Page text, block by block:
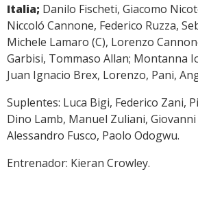
Italia; Danilo Fischeti, Giacomo
Niccoló Cannone, Federico Ruzza,
Michele Lamaro (C), Lorenzo
Garbisi, Tommaso Allan; Montanna
Juan Ignacio Brex, Lorenzo, Pani,
Suplentes: Luca Bigi, Federico Zani,
Dino Lamb, Manuel Zuliani,
Alessandro Fusco, Paolo Odogwu.
Entrenador: Kieran Crowley.